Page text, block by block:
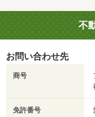
不
お問い合わせ先
商号
免許番号